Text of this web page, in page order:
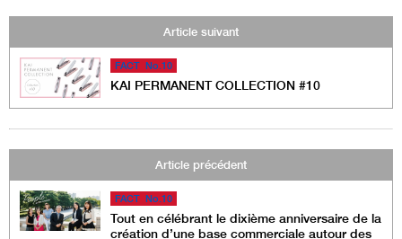
Article suivant
FACT No.10
KAI PERMANENT COLLECTION #10
Article précédent
FACT No.10
Tout en célébrant le dixième anniversaire de la
création d’une base commerciale autour des